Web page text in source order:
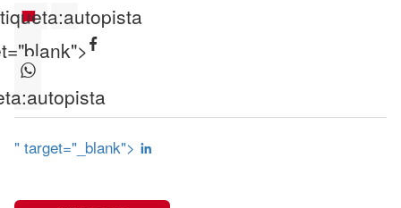
autopista
autopista
" target="_blank">